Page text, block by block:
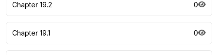
Chapter 19.2 0
Chapter 19.1 0